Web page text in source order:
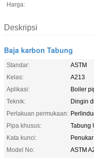
Harga:
Deskripsi
Baja karbon Tabung
Standar:
ASTM
Kelas:
A213
Aplikasi:
Boiler
Teknik:
Dingin
Perlakuan permukaan:
Pipa khusus:
Tabung
Kata kunci:
Model No:
ASTM